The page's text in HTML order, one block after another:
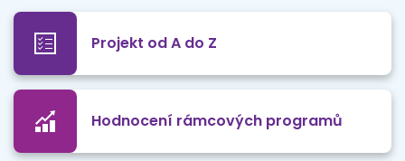
Projekt od A do Z
Hodnocení rámcových programů